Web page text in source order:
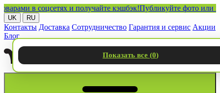
в соцсетях и получайте кэшбэк!Публикуйте фото или видео
UK RU
Контакты Доставка Сотрудничество Гарантия и сервис Акции
Блог
Показать все (0)